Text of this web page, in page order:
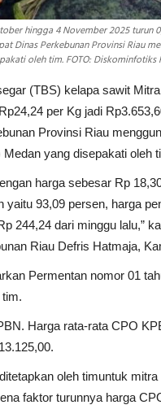
hingga 4 November 2025 turun
Dinas Perkebunan Provinsi Riau
oleh tim. FOTO: Diskominfotiks
(TBS) kelapa sawit
per Kg jadi
Provinsi Riau
yang disepakati oleh
harga sebesar Rp
93,09 persen, harga
244,24 dari minggu lalu,”
Riau Defris Hatmaja,
Permentan nomor 01
Harga rata-rata CPO
oleh timuntuk
faktor turunnya harga